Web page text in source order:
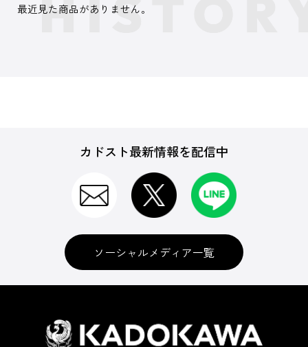
最近見た商品がありません。
カドスト最新情報を配信中
ソーシャルメディア一覧